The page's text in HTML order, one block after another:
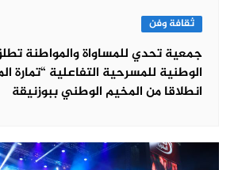
ثقافة وفن
جمعية تحدي للمساواة والمواطنة
الوطنية للمسرحية التفاعلية “تمارة
انطلاقا من المخيم الوطني ببوزنيقة